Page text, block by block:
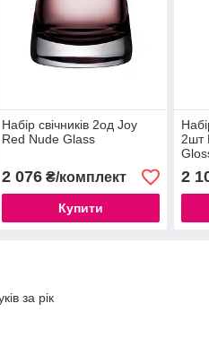
Набір свічників 2од Joy
Red Nude Glass
2 076₴/комплект
Купити
2шт
2
за рік